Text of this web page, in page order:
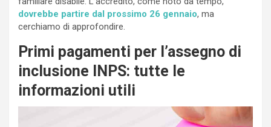
dovrebbe partire dal prossimo 26 gennaio, ma
cerchiamo di approfondire.
Primi pagamenti per l’assegno di
inclusione INPS: tutte le
informazioni utili